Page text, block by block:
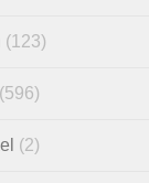
(123)
(596)
(2)